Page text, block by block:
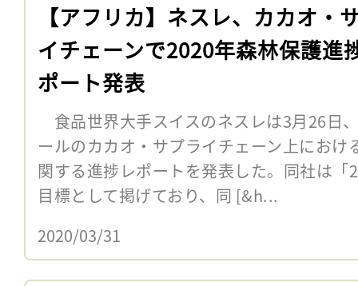
【アフリカ】ネスレ、カカオ・
イチェーンで2020年森林保護進
ポート発表
食品世界大手スイスのネスレは3月26日
ールのカカオ・サプライチェーン上にお
関する進捗レポートを発表した。同社は
目標として掲げており、同 [&h...
2020/03/31